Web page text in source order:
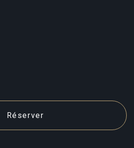
Réserver